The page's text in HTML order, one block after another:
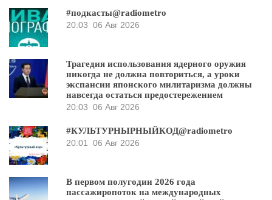
#подкасты@radiometro
20:03 06 Авг 2026
Трагедия использования ядерного оружия
никогда не должна повториться, а уроки
экспансии японского милитаризма должны
навсегда остаться предостережением
20:03 06 Авг 2026
#КУЛЬТУРНЫРНЫЙКОД@radiometro
20:01
06 Авг 2026
В первом полугодии 2026 года
пассажиропоток на международных